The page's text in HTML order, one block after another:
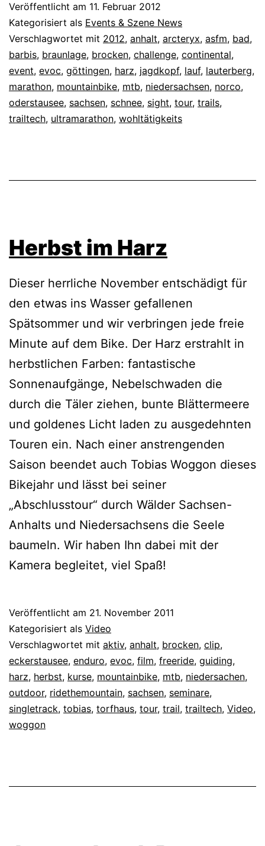
Veröffentlicht am 11. Februar 2012
Kategorisiert als Events & Szene News
Verschlagwortet mit 2012, anhalt, arcteryx, asfm, bad,
barbis, braunlage, brocken, challenge, continental,
event, evoc, göttingen, harz, jagdkopf, lauf, lauterberg,
marathon, mountainbike, mtb, niedersachsen, norco,
oderstausee, sachsen, schnee, sight, tour, trails,
trailtech, ultramarathon, wohltätigkeits
Herbst im Harz
Dieser herrliche November entschädigt für
den etwas ins Wasser gefallenen
Spätsommer und wir verbringen jede freie
Minute auf dem Bike. Der Harz erstrahlt in
herbstlichen Farben: fantastische
Sonnenaufgänge, Nebelschwaden die
durch die Täler ziehen, bunte Blättermeere
und goldenes Licht laden zu ausgedehnten
Touren ein. Nach einer anstrengenden
Saison beendet auch Tobias Woggon dieses
Bikejahr und lässt bei seiner
„Abschlusstour“ durch Wälder Sachsen-
Anhalts und Niedersachsens die Seele
baumeln. Wir haben Ihn dabei mit der
Kamera begleitet, viel Spaß!
Veröffentlicht am 21. November 2011
Kategorisiert als Video
Verschlagwortet mit aktiv, anhalt, brocken, clip,
eckerstausee, enduro, evoc, film, freeride, guiding,
harz, herbst, kurse, mountainbike, mtb, niedersachen,
outdoor, ridethemountain, sachsen, seminare,
singletrack, tobias, torfhaus, tour, trail, trailtech, Video,
woggon